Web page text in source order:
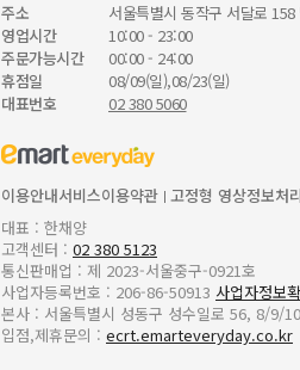
주소
서울특별시 동작구 서달로
영업시간
10:00 - 23:00
주문가능시간
00:00 - 24:00
휴점일
08/09(일),08/23(일)
대표번호
02 380 5060
이용안내서비스이용약관 고정형 영상정보처
대표 : 한채양
고객센터 : 02 380 5123
통신판매업 : 제 2023-서울중구-0921호
사업자등록번호 : 206-86-50913 사업자정보
본사 : 서울특별시 성동구 성수일로 56, 8/9/
입점,제휴문의 : ecrt.emarteveryday.co.kr